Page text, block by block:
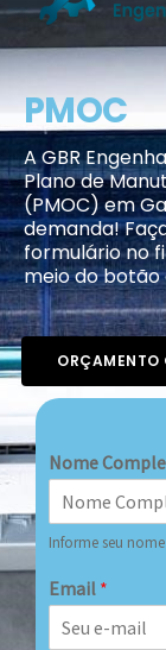
PMOC
A GBR
Plano de
(PMOC) em
demanda!
formulário no
meio do botão
Nome
Informe seu
Email *